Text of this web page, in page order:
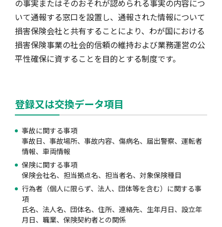
自賠責保険
火災保険
地震保険
傷害保険
協会の活動・概要トップ
協会概要
業務・財務等に関する資料
規範、方針、指針・基準、ガイドライン等
会員会社情報
損害保険会社の概況
各社の商品について
お客様の声を受けた取り組み
試験・研修トップ
損害保険代理店について
「損害保険登録鑑定人」認定試験
統計・刊行物・報告書
統計・刊行物・報告書トップ
統計
お知らせ
お知らせトップ
相談・通報等窓口
の事実またはそのおそれが認められる事実の内容につ
いて通報する窓口を設置し、通報された情報について
損害保険会社と共有することにより、わが国における
損害保険事業の社会的信頼の維持および業務運営の公
平性確保に資することを目的とする制度です。
登録又は交換データ項目
事故に関する事項
事故日、事故場所、事故内容、傷病名、届出警察、運転者
情報、車両情報
保険に関する事項
保険会社名、担当拠点名、担当者名、対象保険種目
行為者（個人に限らず、法人、団体等を含む）に関する事
項
氏名、法人名、団体名、住所、連絡先、生年月日、設立年
月日、職業、保険契約者との関係